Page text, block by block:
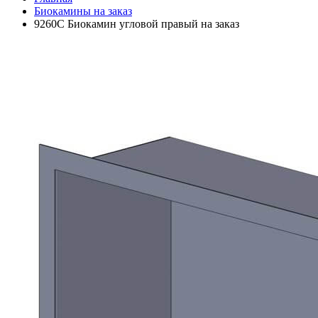
Биокамины на заказ
9260С Биокамин угловой правый на заказ